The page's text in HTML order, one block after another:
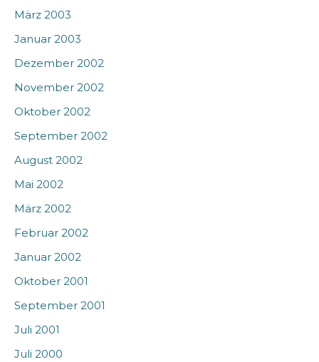
März 2003
Januar 2003
Dezember 2002
November 2002
Oktober 2002
September 2002
August 2002
Mai 2002
März 2002
Februar 2002
Januar 2002
Oktober 2001
September 2001
Juli 2001
Juli 2000